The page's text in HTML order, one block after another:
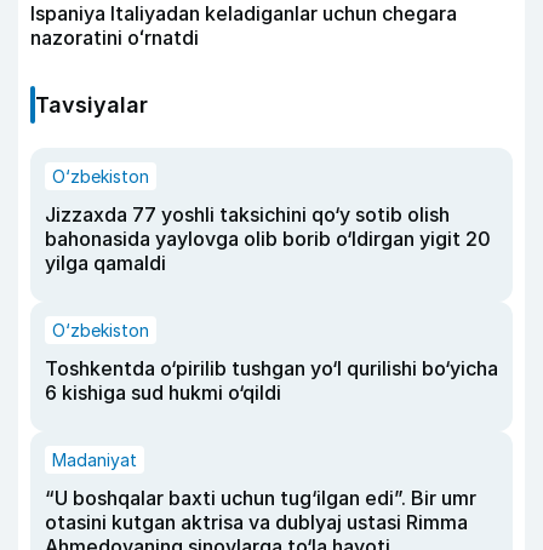
Ispaniya Italiyadan keladiganlar uchun chegara
nazoratini oʻrnatdi
Tavsiyalar
O‘zbekiston
Jizzaxda 77 yoshli taksichini qo‘y sotib olish
bahonasida yaylovga olib borib o‘ldirgan yigit 20
yilga qamaldi
O‘zbekiston
Toshkentda o‘pirilib tushgan yo‘l qurilishi bo‘yicha
6 kishiga sud hukmi o‘qildi
Madaniyat
“U boshqalar baxti uchun tug‘ilgan edi”. Bir umr
otasini kutgan aktrisa va dublyaj ustasi Rimma